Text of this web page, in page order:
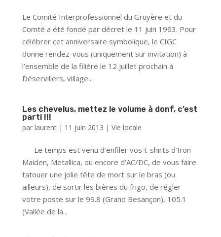
Le Comité Interprofessionnel du Gruyère et du
Comté a été fondé par décret le 11 juin 1963. Pour
célébrer cet anniversaire symbolique, le CIGC
donne rendez-vous (uniquement sur invitation) à
l’ensemble de la filière le 12 juillet prochain à
Déservillers, village...
Les chevelus, mettez le volume à donf, c’est
parti !!!
par laurent| 11 juin 2013 | Vie locale
Le temps est venu d’enfiler vos t-shirts d’Iron
Maiden, Metallica, ou encore d’AC/DC, de vous faire
tatouer une jolie tête de mort sur le bras (ou
ailleurs), de sortir les bières du frigo, de régler
votre poste sur le 99.8 (Grand Besançon), 105.1
(Vallée de la...